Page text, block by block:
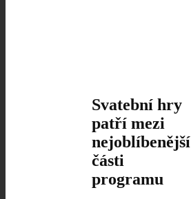
Svatební hry
patří mezi
nejoblíbenější
části
programu